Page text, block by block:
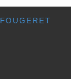
FOUGERET